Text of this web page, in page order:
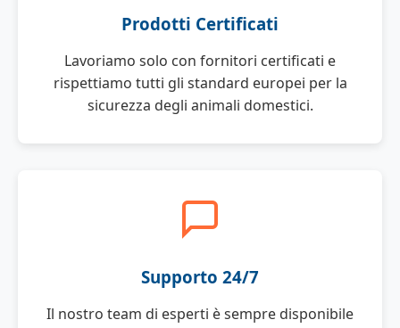
Prodotti Certificati
Lavoriamo solo con fornitori certificati e
rispettiamo tutti gli standard europei per la
sicurezza degli animali domestici.
Supporto 24/7
Il nostro team di esperti è sempre disponibile